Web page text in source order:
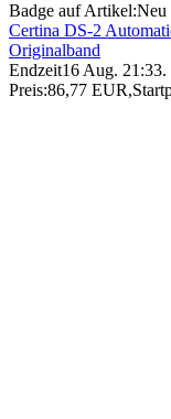
Badge auf Artikel:Neu
Certina DS-2
Originalband
Endzeit16 Aug. 21:33.
Preis:86,77 EUR,